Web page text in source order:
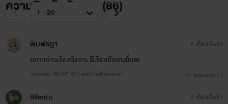
ความคิดเห็นทั้งหมด (86)
พิมพ์รฎา
อยากอ่านเรื่องลีออน มีเรื่องลีออนมั้ยคะ
จากตอน: BLUE 42 | ครอบครัวของเขา
2 เดือนที่แล้ว
ตอบกลับ (1)
Silent u 2 เดือนที่แล้ว